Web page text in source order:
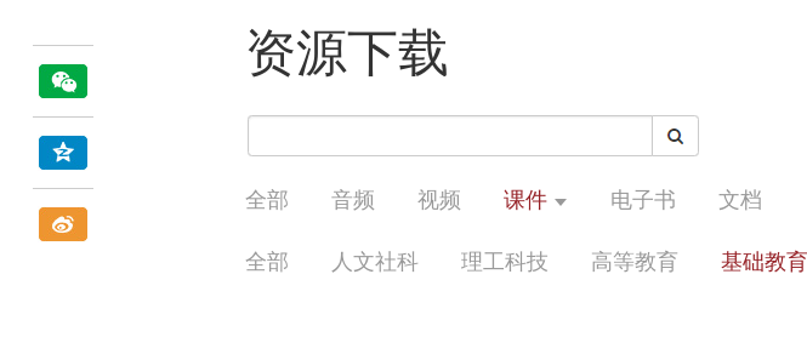
资源下载
全部 音频 视频 课件 电子书 文档
全部 人文社科 理工科技 高等教育 基础教育